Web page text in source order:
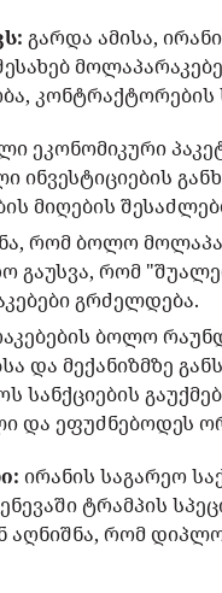
გარდა ამისა,
კონტრაქტორების
ეკონომიკური
ინვესტიციების
მიღების
რომ ბოლო
გაუსვა, რომ
გრძელდება.
ბოლო
და მექანიზმზე
სანქციების
და ეფუძნებოდეს
ირანის საგარეო
ტრამპის
აღნიშნა, რომ